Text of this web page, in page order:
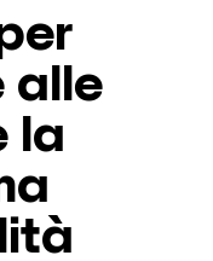
alle
la